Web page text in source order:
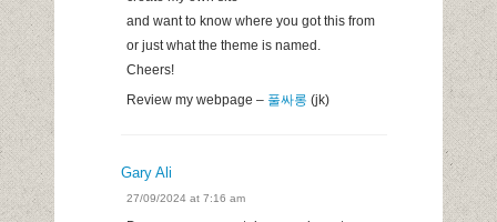
and want to know where you got this from
or just what the theme is named.
Cheers!
Review my webpage – 풀싸롱 (jk)
Gary Ali
27/09/2024 at 7:16 am